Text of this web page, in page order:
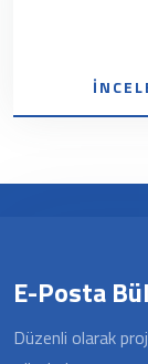
E-Posta
Düzenli olarak